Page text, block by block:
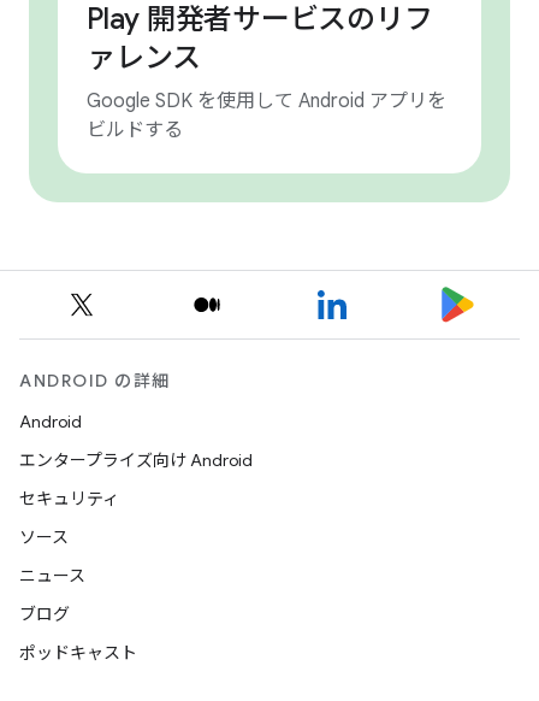
Play 開発者サービスのリフ
ァレンス
Google SDK を使用して Android アプリを
ビルドする
ANDROID の詳細
Android
エンタープライズ向け Android
セキュリティ
ソース
ニュース
ブログ
ポッドキャスト